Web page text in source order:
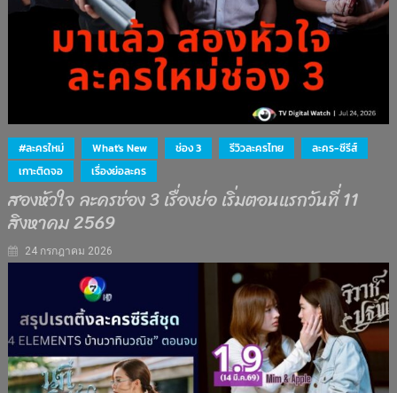
#ละครใหม่ What's New ช่อง 3 รีวิวละครไทย
ละคร-ซีรีส์
เกาะติดจอ
เรื่องย่อละคร
สองหัวใจ ละครช่อง 3 เรื่องย่อ เริ่มตอนแรกวันที่ 11
สิงหาคม 2569
24 กรกฎาคม 2026